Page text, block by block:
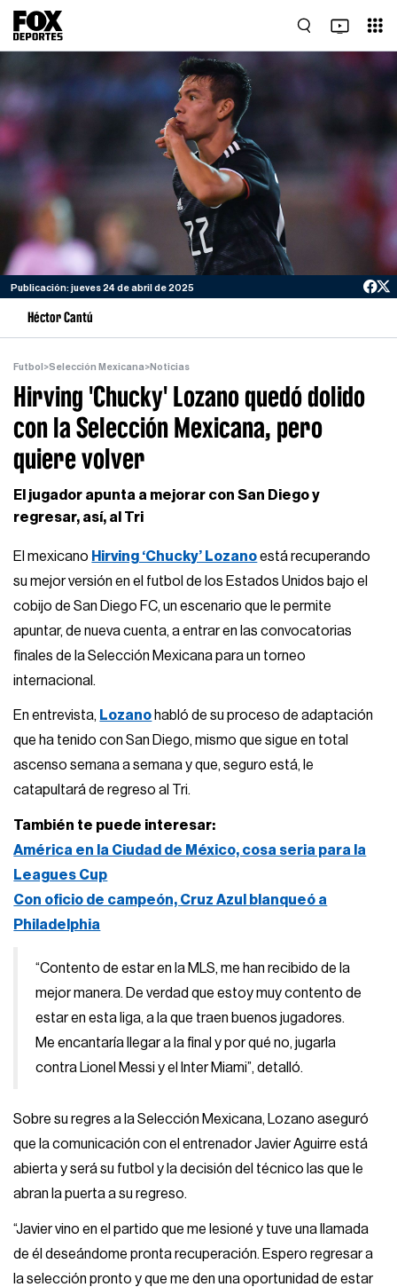
Publicación: jueves 24 de abril de 2025
Héctor Cantú
Futbol >Selección Mexicana>Noticias
Hirving 'Chucky' Lozano quedó dolido
con la Selección Mexicana, pero
quiere volver
El jugador apunta a mejorar con San Diego y
regresar, así, al Tri
El mexicano Hirving ‘Chucky’ Lozanoestá recuperando
su mejor versión en el futbol de los Estados Unidos bajo el
cobijo de San Diego FC, un escenario que le permite
apuntar, de nueva cuenta, a entrar en las convocatorias
finales de la Selección Mexicana para un torneo
internacional.
En entrevista, Lozano habló de su proceso de adaptación
que ha tenido con San Diego, mismo que sigue en total
ascenso semana a semana y que, seguro está, le
catapultará de regreso al Tri.
También te puede interesar:
América en la Ciudad de México, cosa seria para la
Leagues Cup
Con oficio de campeón, Cruz Azul blanqueó a
Philadelphia
“Contento de estar en la MLS, me han recibido de la
mejor manera. De verdad que estoy muy contento de
estar en esta liga, a la que traen buenos jugadores.
Me encantaría llegar a la final y por qué no, jugarla
contra Lionel Messi y el Inter Miami”, detalló.
Sobre su regres a la Selección Mexicana, Lozano aseguró
que la comunicación con el entrenador Javier Aguirre está
abierta y será su futbol y la decisión del técnico las que le
abran la puerta a su regreso.
“Javier vino en el partido que me lesioné y tuve una llamada
de él deseándome pronta recuperación. Espero regresar a
la selección pronto y que me den una oportunidad de estar